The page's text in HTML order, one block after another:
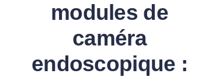
modules de
caméra
endoscopique :